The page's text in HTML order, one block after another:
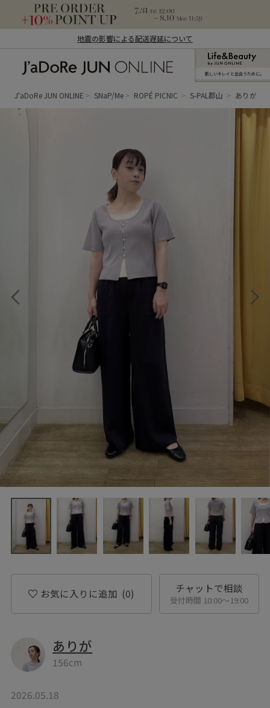
地震の影響による配送遅延について
ン オンライン）
新しいキレイと出合うために。
J'aDoRe JUN ONLINE SNaP/Me ROPÉ PICNIC S-PAL郡山 ありが
お気に入りに追加 (0) チャットで相談
受付時間 10:00〜19:00
ありが
156cm
2026.05.18